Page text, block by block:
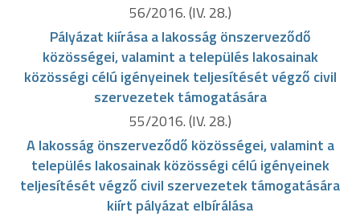
56/2016. (IV. 28.)
Pályázat kiírása a lakosság önszerveződő
közösségei, valamint a település lakosainak
közösségi célú igényeinek teljesítését végző civil
szervezetek támogatására
55/2016. (IV. 28.)
A lakosság önszerveződő közösségei, valamint a
település lakosainak közösségi célú igényeinek
teljesítését végző civil szervezetek támogatására
kiírt pályázat elbírálása